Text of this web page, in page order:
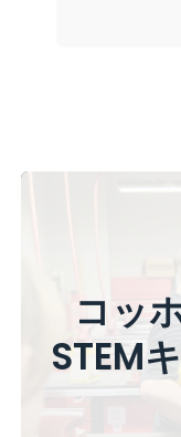
コッ
STEM